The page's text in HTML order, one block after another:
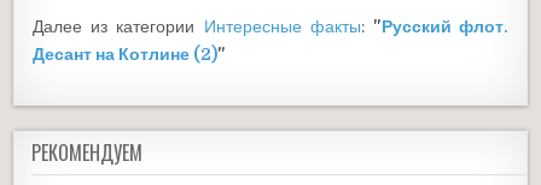
Далее из категории Интересные факты: "Русский флот.
Десант на Котлине (2)"
РЕКОМЕНДУЕМ